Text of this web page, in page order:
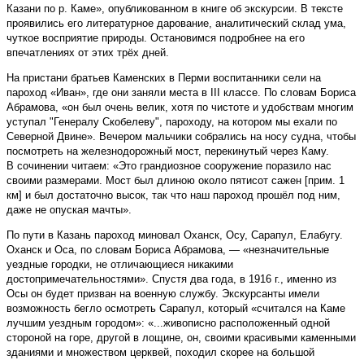
Казани по р. Каме», опубликованном в книге об экскурсии. В тексте
проявились его литературное дарование, аналитический склад ума,
чуткое восприятие природы. Остановимся подробнее на его
впечатлениях от этих трёх дней.
На пристани братьев Каменских в Перми воспитанники сели на
пароход «Иван», где они заняли места в III классе. По словам Бориса
Абрамова, «он был очень велик, хотя по чистоте и удобствам многим
уступал "Генералу Скобелеву", пароходу, на котором мы ехали по
Северной Двине». Вечером мальчики собрались на носу судна, чтобы
посмотреть на железнодорожный мост, перекинутый через Каму.
В сочинении читаем: «Это грандиозное сооружение поразило нас
своими размерами. Мост был длиною около пятисот сажен [прим. 1
км] и был достаточно высок, так что наш пароход прошёл под ним,
даже не опуская мачты».
По пути в Казань пароход миновал Оханск, Осу, Сарапул, Елабугу.
Оханск и Оса, по словам Бориса Абрамова, — «незначительные
уездные городки, не отличающиеся никакими
достопримечательностями». Спустя два года, в 1916 г., именно из
Осы он будет призван на военную службу. Экскурсанты имели
возможность бегло осмотреть Сарапул, который «считался на Каме
лучшим уездным городом»: «...живописно расположенный одной
стороной на горе, другой в лощине, он, своими красивыми каменными
зданиями и множеством церквей, походил скорее на большой